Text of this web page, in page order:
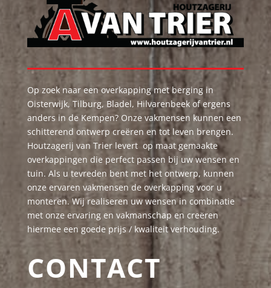
Op zoek naar een overkapping met berging in
Oisterwijk, Tilburg, Bladel, Hilvarenbeek of ergens
anders in de Kempen? Onze vakmensen kunnen een
schitterend ontwerp creëren en tot leven brengen.
Houtzagerij van Trier levert op maat gemaakte
overkappingen die perfect passen bij uw wensen en
tuin. Als u tevreden bent met het ontwerp, kunnen
onze ervaren vakmensen de overkapping voor u
monteren. Wij realiseren uw wensen in combinatie
met onze ervaring en vakmanschap en creëren
hiermee een goede prijs / kwaliteit verhouding.
CONTACT